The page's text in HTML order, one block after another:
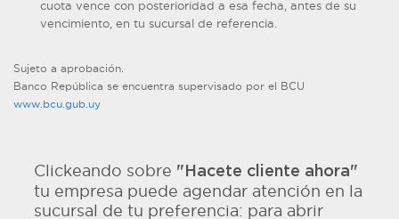
cuota vence con posterioridad a esa fecha, antes de su
vencimiento, en tu sucursal de referencia.
Sujeto a aprobación.
Banco República se encuentra supervisado por el BCU
www.bcu.gub.uy
Clickeando sobre "Hacete cliente ahora"
tu empresa puede agendar atención en la
sucursal de tu preferencia: para abrir